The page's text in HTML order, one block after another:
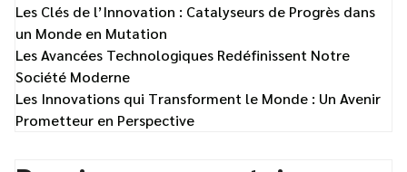
Les Clés de l’Innovation : Catalyseurs de Progrès dans
un Monde en Mutation
Les Avancées Technologiques Redéfinissent Notre
Société Moderne
Les Innovations qui Transforment le Monde : Un Avenir
Prometteur en Perspective